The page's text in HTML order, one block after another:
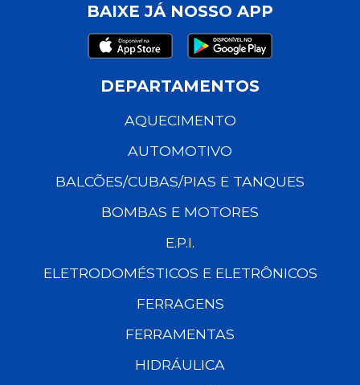
BAIXE JÁ NOSSO APP
DEPARTAMENTOS
AQUECIMENTO
AUTOMOTIVO
BALCÕES/CUBAS/PIAS E TANQUES
BOMBAS E MOTORES
E.P.I.
ELETRODOMÉSTICOS E ELETRÔNICOS
FERRAGENS
FERRAMENTAS
HIDRÁULICA